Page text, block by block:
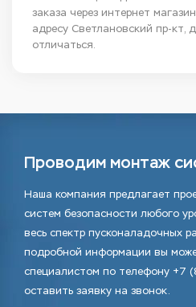
заказа через интернет
адресу Светлановский пр-кт,
отличаться.
Проводим монтаж
Наша компания предлагает
систем безопасности любого
весь спектр пусконаладочных
подробной информации вы
специалистом по телефону +7
оставить заявку на звонок.